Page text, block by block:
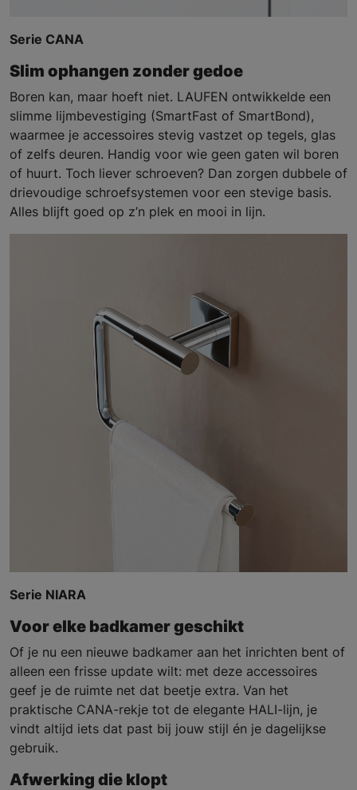
Serie CANA
Slim ophangen zonder gedoe
Boren kan, maar hoeft niet. LAUFEN ontwikkelde een
slimme lijmbevestiging (SmartFast of SmartBond),
waarmee je accessoires stevig vastzet op tegels, glas
of zelfs deuren. Handig voor wie geen gaten wil boren
of huurt. Toch liever schroeven? Dan zorgen dubbele of
drievoudige schroefsystemen voor een stevige basis.
Alles blijft goed op z’n plek en mooi in lijn.
Serie NIARA
Voor elke badkamer geschikt
Of je nu een nieuwe badkamer aan het inrichten bent of
alleen een frisse update wilt: met deze accessoires
geef je de ruimte net dat beetje extra. Van het
praktische CANA-rekje tot de elegante HALI-lijn, je
vindt altijd iets dat past bij jouw stijl én je dagelijkse
gebruik.
Afwerking die klopt